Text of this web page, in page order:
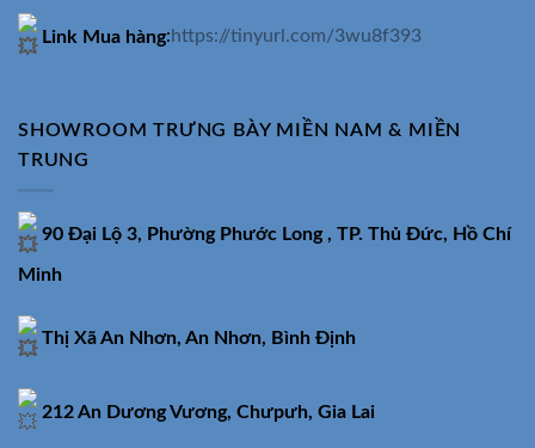
Link Mua hàng:https://tinyurl.com/3wu8f393
SHOWROOM TRƯNG BÀY MIỀN NAM & MIỀN
TRUNG
90 Đại Lộ 3, Phường Phước Long , TP. Thủ Đức, Hồ Chí
Minh
Thị Xã An Nhơn, An Nhơn, Bình Định
212 An Dương Vương, Chưpưh, Gia Lai